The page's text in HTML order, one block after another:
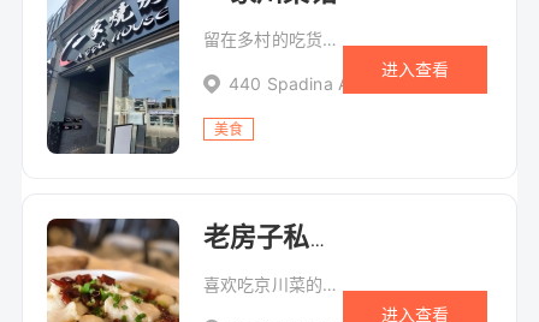
留在多村的吃货们，羊肉串、烤鹌鹑、烤牛筋……口水止不住！
440 Spadina Ave.
美食
进入查看
老房子私家厨房
喜欢吃京川菜的朋友越来越多，多伦多流行的中菜系随着大家口味喜好的变化也在转变。今天要推荐给大家的，是可以称为多伦多京川美味老字号的一家餐馆－－“老房子”。说起这家店，很多朋友都非常熟悉，有特惠，大嘴丫丫当然也要再向大家先来介绍一下他们的特色菜和新菜。
进入查看